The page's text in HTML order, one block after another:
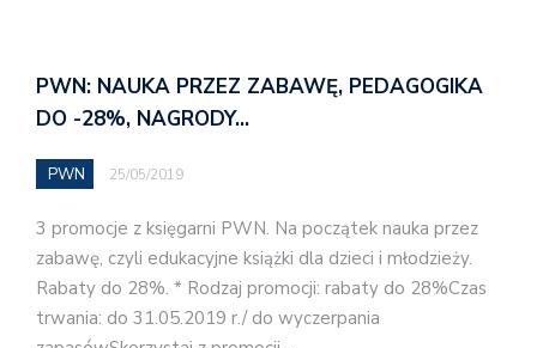
PWN: NAUKA PRZEZ ZABAWĘ, PEDAGOGIKA
DO -28%, NAGRODY…
PWN 25/05/2019
3 promocje z księgarni PWN. Na początek nauka przez
zabawę, czyli edukacyjne książki dla dzieci i młodzieży.
Rabaty do 28%. * Rodzaj promocji: rabaty do 28%Czas
trwania: do 31.05.2019 r./ do wyczerpania